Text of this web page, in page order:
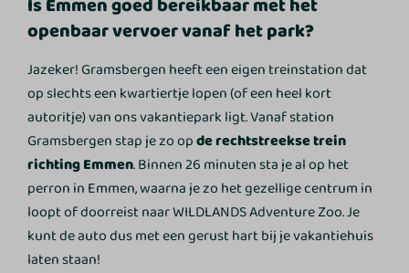
openbaar vervoer vanaf het park?
Jazeker! Gramsbergen heeft een eigen treinstation dat
op slechts een kwartiertje lopen (of een heel kort
autoritje) van ons vakantiepark ligt. Vanaf station
Gramsbergen stap je zo opde rechtstreekse trein
richting Emmen. Binnen 26 minuten sta je al op het
perron in Emmen, waarna je zo het gezellige centrum in
loopt of doorreist naar WILDLANDS Adventure Zoo. Je
kunt de auto dus met een gerust hart bij je vakantiehuis
laten staan!